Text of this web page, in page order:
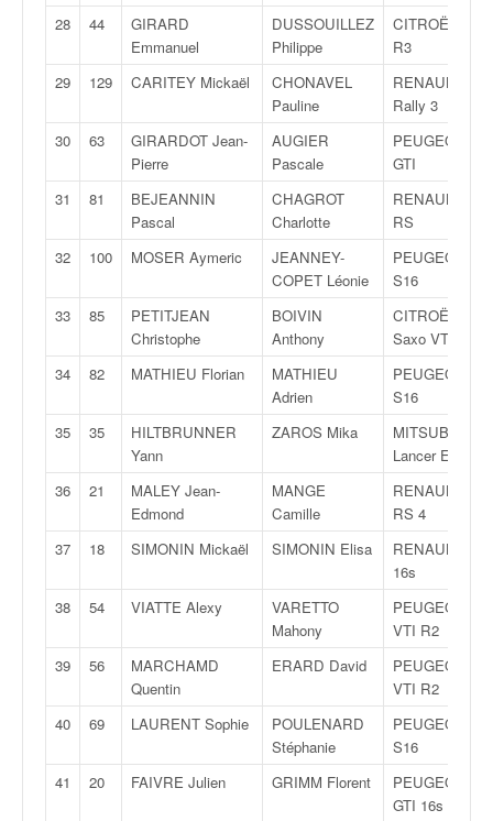
28
44
GIRARD
Emmanuel
DUSSOUILLEZ
Philippe
CITROËN DS3
R3
29
129 CARITEY Mickaël
CHONAVEL
Pauline
RENAULT Clio
Rally 3
30
63
GIRARDOT Jean-
Pierre
AUGIER
Pascale
PEUGEOT 205
GTI
31
81
BEJEANNIN
Pascal
CHAGROT
Charlotte
RENAULT Clio
RS
32
100 MOSER Aymeric
JEANNEY-
COPET Léonie
PEUGEOT 106
S16
33
85
PETITJEAN
Christophe
BOIVIN
Anthony
CITROËN
Saxo VTS
34
82 MATHIEU Florian
MATHIEU
Adrien
PEUGEOT 106
S16
35
35
HILTBRUNNER
Yann
ZAROS Mika
MITSUBISHI
Lancer Evo IX
36
21
MALEY Jean-
Edmond
MANGE
Camille
RENAULT Clio
RS 4
37
18 SIMONIN Mickaël SIMONIN Elisa
RENAULT Clio
16s
38
54 VIATTE Alexy
VARETTO
Mahony
PEUGEOT 208
VTI R2
39
56
MARCHAMD
Quentin
ERARD David
PEUGEOT 208
VTI R2
40
69 LAURENT Sophie
POULENARD
Stéphanie
PEUGEOT 306
S16
41
20 FAIVRE Julien GRIMM Florent
PEUGEOT 309
GTI 16s